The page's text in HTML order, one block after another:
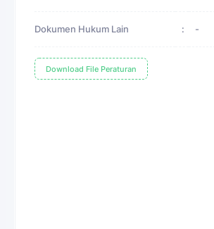
Dokumen Hukum Lain : -
Download File Peraturan